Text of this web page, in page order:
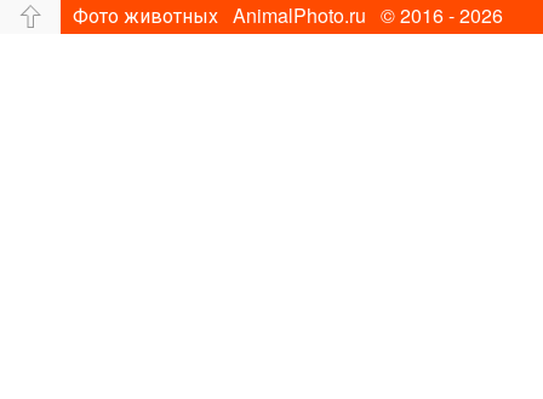
Фото животных AnimalPhoto.ru © 2016 - 2026